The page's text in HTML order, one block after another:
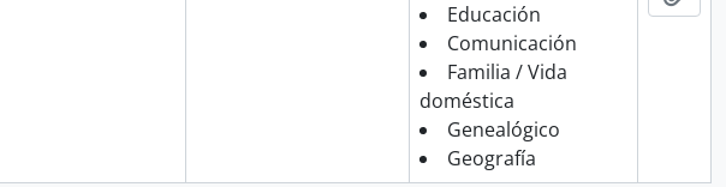
Educación
Comunicación
Familia / Vida
doméstica
Genealógico
Geografía